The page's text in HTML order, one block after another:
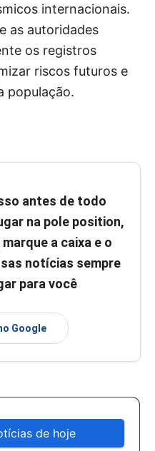
internacionais.
as autoridades
os registros
riscos futuros e
população.
antes de todo
na pole position,
marque a caixa e o
notícias sempre
para você
Google
de hoje